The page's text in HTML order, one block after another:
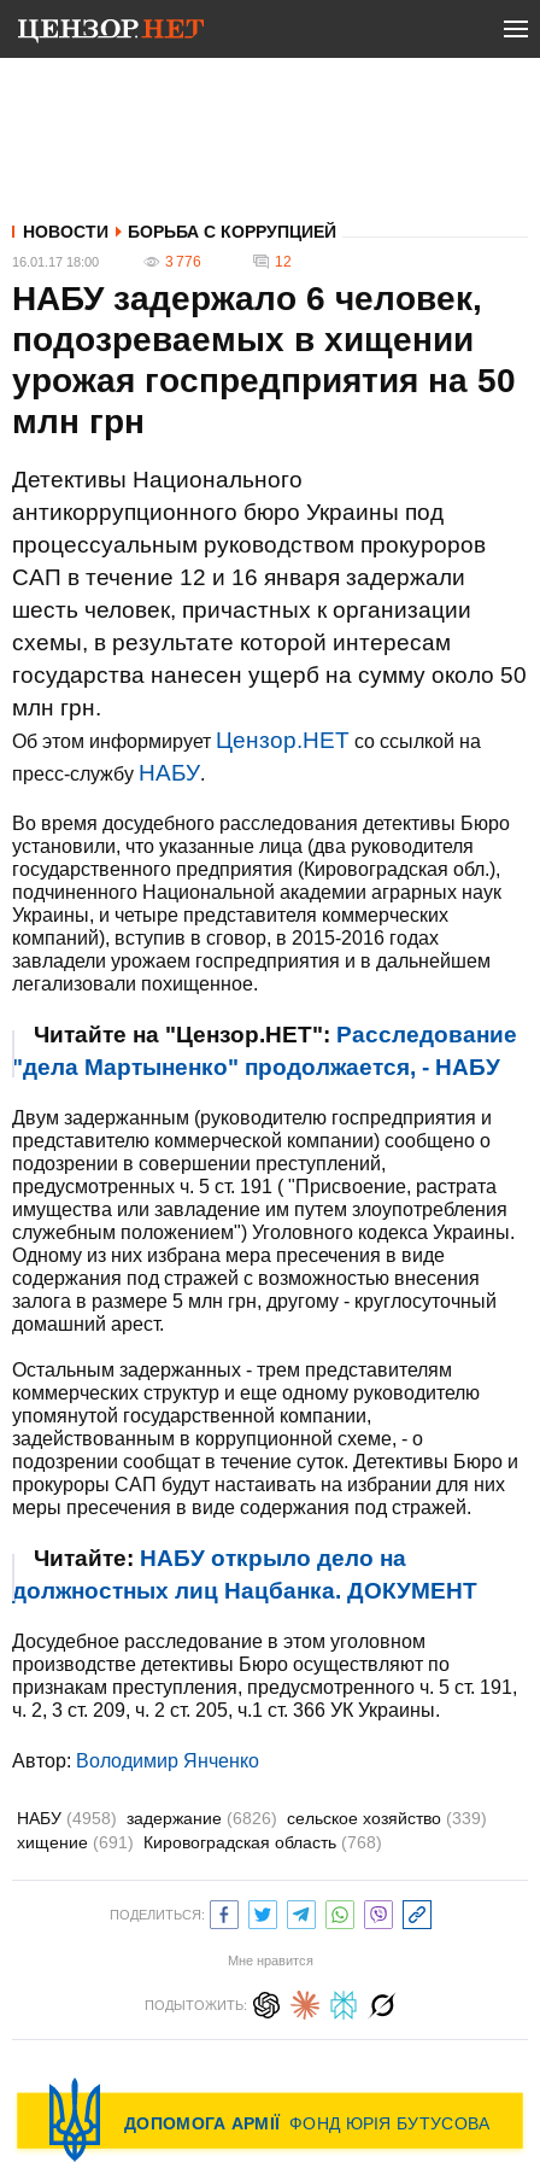
НОВОСТИ БОРЬБА С КОРРУПЦИЕЙ
16.01.17 18:00 3 776 12
НАБУ задержало 6 человек,
подозреваемых в хищении
урожая госпредприятия на 50
млн грн
Детективы Национального
антикоррупционного бюро Украины под
процессуальным руководством прокуроров
САП в течение 12 и 16 января задержали
шесть человек, причастных к организации
схемы, в результате которой интересам
государства нанесен ущерб на сумму около 50
млн грн.
Об этом информирует Цензор.НЕТ со ссылкой на
пресс-службу НАБУ.
Во время досудебного расследования детективы Бюро
установили, что указанные лица (два руководителя
государственного предприятия (Кировоградская обл.),
подчиненного Национальной академии аграрных наук
Украины, и четыре представителя коммерческих
компаний), вступив в сговор, в 2015-2016 годах
завладели урожаем госпредприятия и в дальнейшем
легализовали похищенное.
Читайте на "Цензор.НЕТ": Расследование
"дела Мартыненко" продолжается, - НАБУ
Двум задержанным (руководителю госпредприятия и
представителю коммерческой компании) сообщено о
подозрении в совершении преступлений,
предусмотренных ч. 5 ст. 191 ( "Присвоение, растрата
имущества или завладение им путем злоупотребления
служебным положением") Уголовного кодекса Украины.
Одному из них избрана мера пресечения в виде
содержания под стражей с возможностью внесения
залога в размере 5 млн грн, другому - круглосуточный
домашний арест.
Остальным задержанных - трем представителям
коммерческих структур и еще одному руководителю
упомянутой государственной компании,
задействованным в коррупционной схеме, - о
подозрении сообщат в течение суток. Детективы Бюро и
прокуроры САП будут настаивать на избрании для них
меры пресечения в виде содержания под стражей.
Читайте: НАБУ открыло дело на
должностных лиц Нацбанка. ДОКУМЕНТ
Досудебное расследование в этом уголовном
производстве детективы Бюро осуществляют по
признакам преступления, предусмотренного ч. 5 ст. 191,
ч. 2, 3 ст. 209, ч. 2 ст. 205, ч.1 ст. 366 УК Украины.
Автор: Володимир Янченко
НАБУ (4958) задержание (6826) сельское хозяйство (339)
хищение (691) Кировоградская область (768)
ПОДЕЛИТЬСЯ:
Мне нравится
ПОДЫТОЖИТЬ: